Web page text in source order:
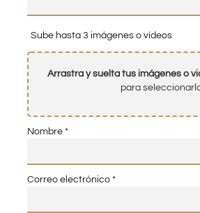
Sube hasta 3 imágenes o vídeos
Arrastra y suelta tus imágenes o
para
Nombre *
Correo electrónico *